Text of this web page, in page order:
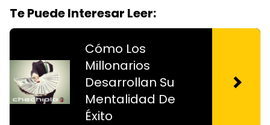
Te Puede Interesar Leer:
Cómo Los
Millonarios
Desarrollan Su
Mentalidad De
Éxito